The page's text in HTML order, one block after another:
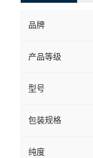
品牌
产品等级
型号
包装规格
纯度